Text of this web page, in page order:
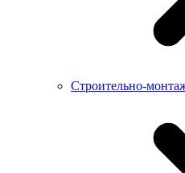
Строительно-